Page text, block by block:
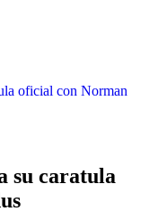
oficial con Norman
su caratula